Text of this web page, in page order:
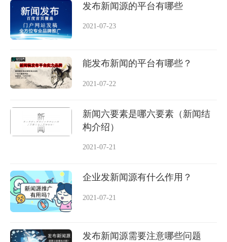
发布新闻源的平台有哪些
2021-07-23
能发布新闻的平台有哪些？
2021-07-22
新闻六要素是哪六要素（新闻结
构介绍）
2021-07-21
企业发新闻源有什么作用？
2021-07-21
发布新闻源需要注意哪些问题